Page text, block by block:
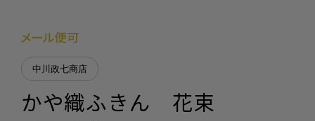
中川政七商店
かや織ふきん 花束